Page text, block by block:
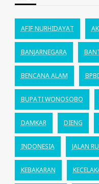
AFIF NURHIDAYAT
BANJARNEGARA
BENCANA ALAM
BUPATI WONOSOBO
DAMKAR DIENG
INDONESIA JALAN
KEBAKARAN